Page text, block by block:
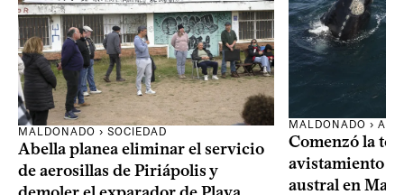
MALDONADO › SOCIEDAD
Abella planea eliminar el servicio
de aerosillas de Piriápolis y
MALDONADO ›
Comenzó la
avistamiento
austral en